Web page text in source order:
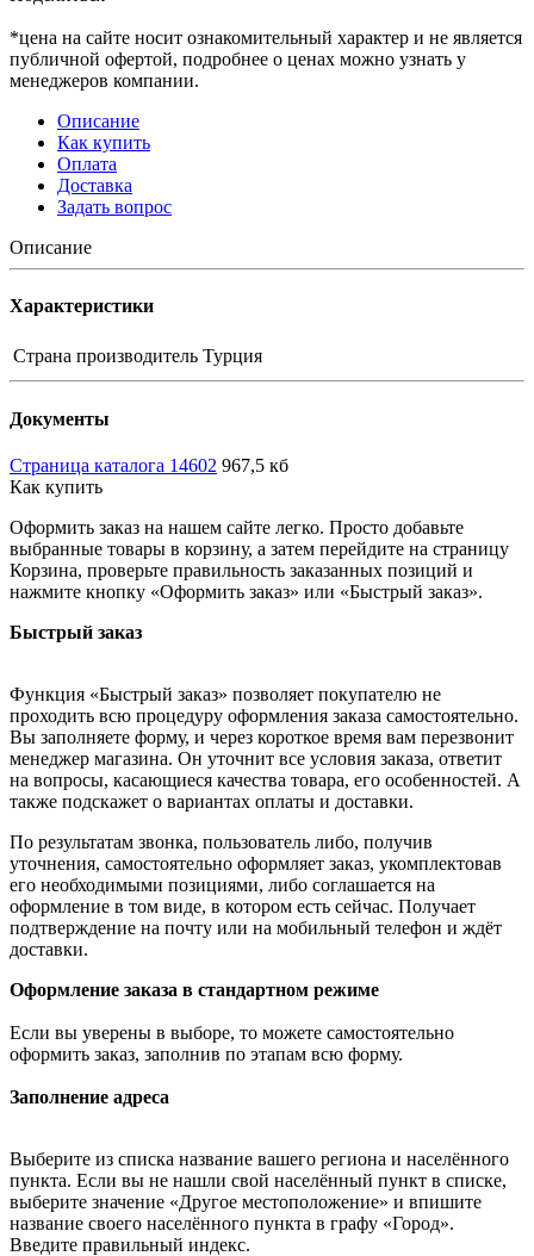
*цена на сайте носит ознакомительный характер и не является
публичной офертой, подробнее о ценах можно узнать у
менеджеров компании.
Описание
Как купить
Оплата
Доставка
Задать вопрос
Описание
Характеристики
Страна производитель Турция
Документы
Страница каталога 14602 967,5 кб
Как купить
Оформить заказ на нашем сайте легко. Просто добавьте
выбранные товары в корзину, а затем перейдите на страницу
Корзина, проверьте правильность заказанных позиций и
нажмите кнопку «Оформить заказ» или «Быстрый заказ».
Быстрый заказ
Функция «Быстрый заказ» позволяет покупателю не
проходить всю процедуру оформления заказа самостоятельно.
Вы заполняете форму, и через короткое время вам перезвонит
менеджер магазина. Он уточнит все условия заказа, ответит
на вопросы, касающиеся качества товара, его особенностей. А
также подскажет о вариантах оплаты и доставки.
По результатам звонка, пользователь либо, получив
уточнения, самостоятельно оформляет заказ, укомплектовав
его необходимыми позициями, либо соглашается на
оформление в том виде, в котором есть сейчас. Получает
подтверждение на почту или на мобильный телефон и ждёт
доставки.
Оформление заказа в стандартном режиме
Если вы уверены в выборе, то можете самостоятельно
оформить заказ, заполнив по этапам всю форму.
Заполнение адреса
Выберите из списка название вашего региона и населённого
пункта. Если вы не нашли свой населённый пункт в списке,
выберите значение «Другое местоположение» и впишите
название своего населённого пункта в графу «Город».
Введите правильный индекс.